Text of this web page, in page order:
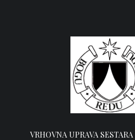
VRHOVNA UPRAVA